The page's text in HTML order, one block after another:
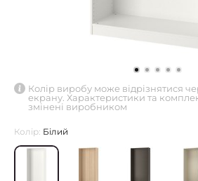
Колір виробу може відрізнятися
екрану. Характеристики та
змінені виробником
Колір: Білий